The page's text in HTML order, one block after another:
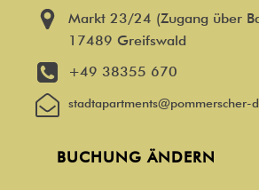
Markt 23/24 (Zugang über
17489 Greifswald
+49 38355 670
stadtapartments@pommerscher-
BUCHUNG ÄNDERN